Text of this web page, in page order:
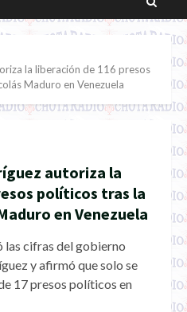
la liberación de 116 presos
Maduro en Venezuela
autoriza la
políticos tras la
en Venezuela
las cifras del gobierno
y afirmó que solo se
17 presos políticos en